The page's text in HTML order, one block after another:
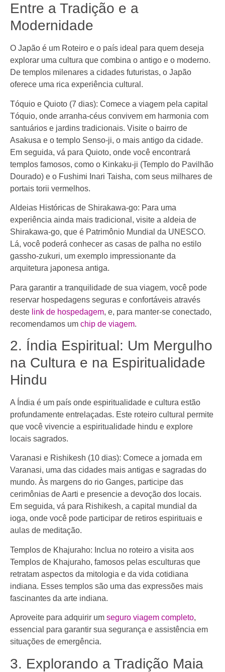
Entre a Tradição e a
Modernidade
O Japão é um Roteiro e o país ideal para quem deseja
explorar uma cultura que combina o antigo e o moderno.
De templos milenares a cidades futuristas, o Japão
oferece uma rica experiência cultural.
Tóquio e Quioto (7 dias): Comece a viagem pela capital
Tóquio, onde arranha-céus convivem em harmonia com
santuários e jardins tradicionais. Visite o bairro de
Asakusa e o templo Senso-ji, o mais antigo da cidade.
Em seguida, vá para Quioto, onde você encontrará
templos famosos, como o Kinkaku-ji (Templo do Pavilhão
Dourado) e o Fushimi Inari Taisha, com seus milhares de
portais torii vermelhos.
Aldeias Históricas de Shirakawa-go: Para uma
experiência ainda mais tradicional, visite a aldeia de
Shirakawa-go, que é Patrimônio Mundial da UNESCO.
Lá, você poderá conhecer as casas de palha no estilo
gassho-zukuri, um exemplo impressionante da
arquitetura japonesa antiga.
Para garantir a tranquilidade de sua viagem, você pode
reservar hospedagens seguras e confortáveis através
deste link de hospedagem, e, para manter-se conectado,
recomendamos um chip de viagem.
2. Índia Espiritual: Um Mergulho
na Cultura e na Espiritualidade
Hindu
A Índia é um país onde espiritualidade e cultura estão
profundamente entrelaçadas. Este roteiro cultural permite
que você vivencie a espiritualidade hindu e explore
locais sagrados.
Varanasi e Rishikesh (10 dias): Comece a jornada em
Varanasi, uma das cidades mais antigas e sagradas do
mundo. Às margens do rio Ganges, participe das
cerimônias de Aarti e presencie a devoção dos locais.
Em seguida, vá para Rishikesh, a capital mundial da
ioga, onde você pode participar de retiros espirituais e
aulas de meditação.
Templos de Khajuraho: Inclua no roteiro a visita aos
Templos de Khajuraho, famosos pelas esculturas que
retratam aspectos da mitologia e da vida cotidiana
indiana. Esses templos são uma das expressões mais
fascinantes da arte indiana.
Aproveite para adquirir um seguro viagem completo,
essencial para garantir sua segurança e assistência em
situações de emergência.
3. Explorando a Tradição Maia